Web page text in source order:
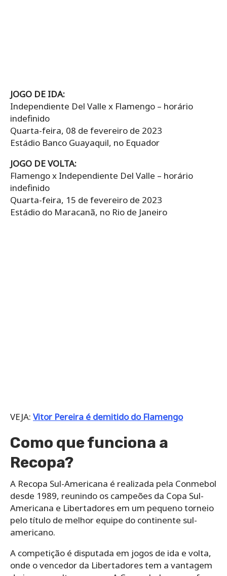
JOGO DE IDA:
Independiente Del Valle x Flamengo – horário
indefinido
Quarta-feira, 08 de fevereiro de 2023
Estádio Banco Guayaquil, no Equador
JOGO DE VOLTA:
Flamengo x Independiente Del Valle – horário
indefinido
Quarta-feira, 15 de fevereiro de 2023
Estádio do Maracanã, no Rio de Janeiro
VEJA: Vitor Pereira é demitido do Flamengo
Como que funciona a
Recopa?
A Recopa Sul-Americana é realizada pela Conmebol
desde 1989, reunindo os campeões da Copa Sul-
Americana e Libertadores em um pequeno torneio
pelo título de melhor equipe do continente sul-
americano.
A competição é disputada em jogos de ida e volta,
onde o vencedor da Libertadores tem a vantagem